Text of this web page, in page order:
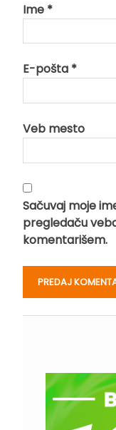
Ime *
E-pošta *
Veb mesto
Sačuvaj moje
pregledaču
komentarišem.